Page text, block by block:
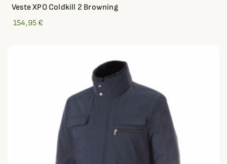
Veste XPO Coldkill 2 Browning
154,95 €